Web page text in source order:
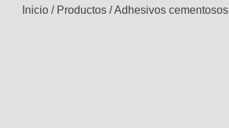
Inicio / Productos /Adhesivos cementosos